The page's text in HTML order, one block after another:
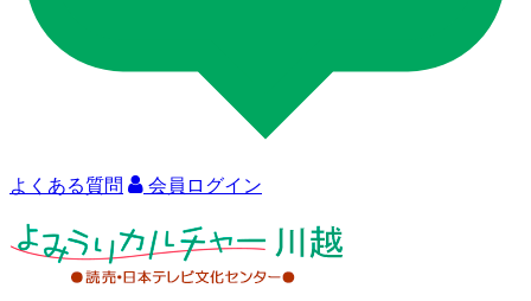
よくある質問 会員ログイン